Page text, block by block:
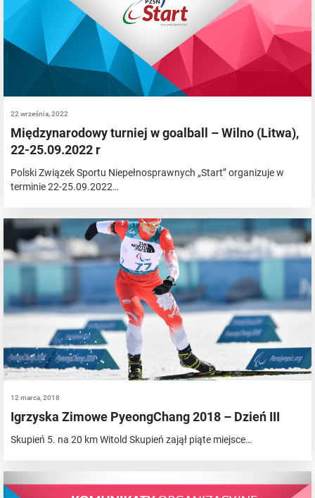
22 września, 2022
Międzynarodowy turniej w goalball – Wilno (Litwa),
22-25.09.2022 r
Polski Związek Sportu Niepełnosprawnych „Start” organizuje w
terminie 22-25.09.2022…
12 marca, 2018
Igrzyska Zimowe PyeongChang 2018 – Dzień III
Skupień 5. na 20 km Witold Skupień zajął piąte miejsce…